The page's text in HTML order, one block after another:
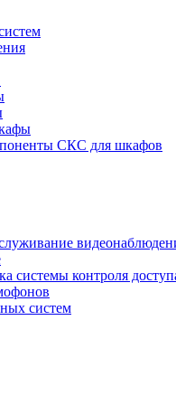
СКС для шкафов
системы контроля
систем